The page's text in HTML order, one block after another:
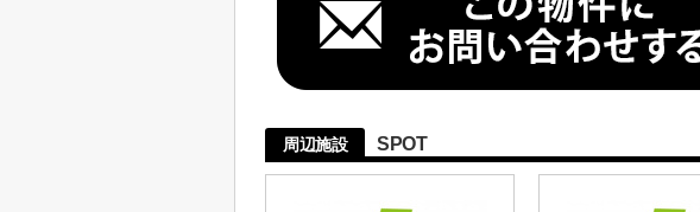
周辺施設 SPOT